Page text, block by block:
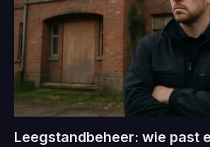
Leegstandbeheer: wie past